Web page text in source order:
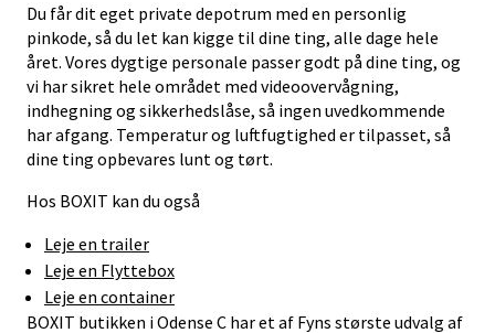
Du får dit eget private depotrum med en personlig
pinkode, så du let kan kigge til dine ting, alle dage hele
året. Vores dygtige personale passer godt på dine ting, og
vi har sikret hele området med videoovervågning,
indhegning og sikkerhedslåse, så ingen uvedkommende
har afgang. Temperatur og luftfugtighed er tilpasset, så
dine ting opbevares lunt og tørt.
Hos BOXIT kan du også
Leje en trailer
Leje en Flyttebox
Leje en container
BOXIT butikken i Odense C har et af Fyns største udvalg af